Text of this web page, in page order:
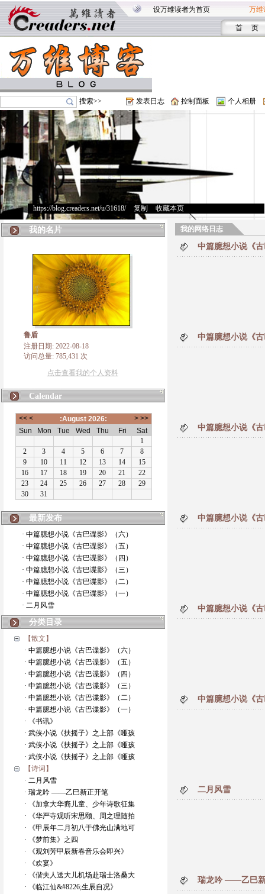
设万维读者为首页 万维
首 页
搜索>> 发表日志 控制面板 个人相册
https://blog.creaders.net/u/31618/> 复制 收藏本页
我的名片
鲁盾
注册日期: 2022-08-18
访问总量: 785,431 次
点击查看我的个人资料
Calendar
最新发布
· 中篇臆想小说《古巴谍影》（六）
· 中篇臆想小说《古巴谍影》（五）
· 中篇臆想小说《古巴谍影》（四）
· 中篇臆想小说《古巴谍影》（三）
· 中篇臆想小说《古巴谍影》（二）
· 中篇臆想小说《古巴谍影》（一）
· 二月风雪
分类目录
【散文】
· 中篇臆想小说《古巴谍影》（六）
· 中篇臆想小说《古巴谍影》（五）
· 中篇臆想小说《古巴谍影》（四）
· 中篇臆想小说《古巴谍影》（三）
· 中篇臆想小说《古巴谍影》（二）
· 中篇臆想小说《古巴谍影》（一）
· 《书讯》
· 武侠小说《扶摇子》之上部《哑孩
· 武侠小说《扶摇子》之上部《哑孩
· 武侠小说《扶摇子》之上部《哑孩
【诗词】
· 二月风雪
· 瑞龙吟 ——乙巳新正开笔
· 《加拿大华裔儿童、少年诗歌征集
· 《华严寺观听宋思颐、周之理随拍
· 《甲辰年二月初八于佛光山满地可
· 《梦前集》之四
· 《观刘芳甲辰新春音乐会即兴》
· 《欢宴》
· 《偕夫人送大儿机场赴瑞士洛桑大
· 《临江仙&#8226;生辰自况》
我的网络日志
中篇臆想小说《
中篇臆想小说《
中篇臆想小说《
中篇臆想小说《
中篇臆想小说《
中篇臆想小说《
二月风雪
瑞龙吟 ——乙巳